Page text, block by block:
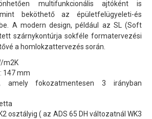
multifunkcionális ajtóként is
beköthető az épületfelügyeleti-és
A modern design, például az SL (Soft
szárnykontúrja sokféle formatervezési
a homlokzattervezés során.
m2K
147 mm
amely fokozatmentesen 3 irányban
osztályig ( az ADS 65 DH változatnál WK3